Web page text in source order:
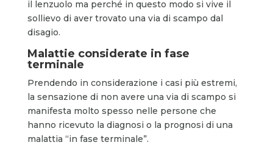
il lenzuolo ma perché in questo modo si vive il
sollievo di aver trovato una via di scampo dal
disagio.
Malattie considerate in fase
terminale
Prendendo in considerazione i casi più estremi,
la sensazione di non avere una via di scampo si
manifesta molto spesso nelle persone che
hanno ricevuto la diagnosi o la prognosi di una
malattia “in fase terminale”.